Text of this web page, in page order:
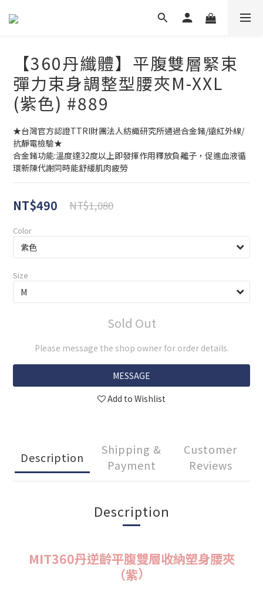
【360丹纖體】平腹雙層緊束
彈力束身調整型腰夾M-XXL
(紫色) #889
★台灣官方認證TTRI財團法人紡織研究所通過合金鍺/遠紅外線/
抗靜電檢驗★
合金鍺功能:溫度達32度以上即發揮作用釋放負離子，促進血液循
環新陳代謝同時能舒緩肌肉疲勞
NT$490 NT$1,080
Color
Size
Sold Out
Please message the shop owner for order details.
MESSAGE
Add to Wishlist
Description
Shipping &
Payment
Customer
Reviews
Description
MIT360丹逆齡平腹雙層收納塑身腰夾
（紫）